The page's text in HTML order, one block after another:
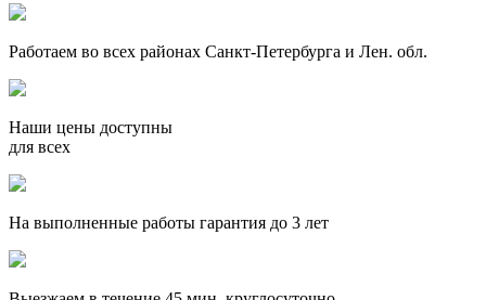
Работаем во всех районах Санкт-Петербурга и Лен. обл.
Наши цены доступны
для всех
На выполненные работы гарантия до 3 лет